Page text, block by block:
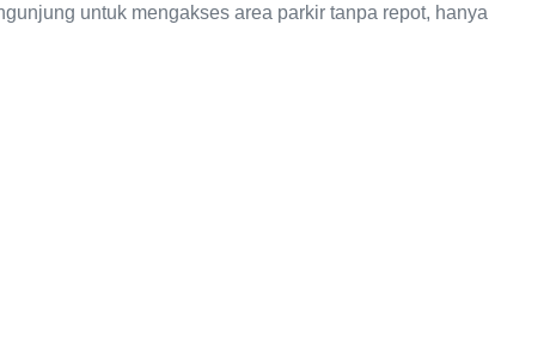
untuk mengakses area parkir tanpa repot, hanya